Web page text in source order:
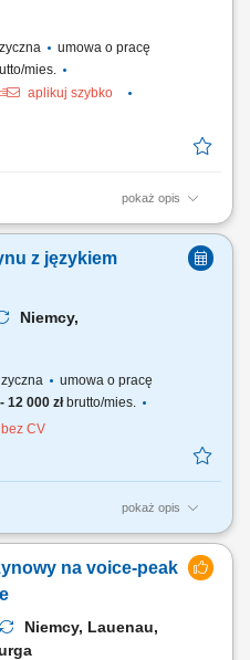
umowa o pracę
mies.
aplikuj szybko
pokaż opis
zgodnie z obowiązującymi
pakowanych produktów;
stanowisku pracy; Wykonywanie
z językiem
Niemcy,
umowa o pracę
12 000 złbrutto/mies.
CV
pokaż opis
pakowanie,
ciężarowych; sporządzanie i
elementów wózków
na voice-peak
Niemcy, Lauenau,